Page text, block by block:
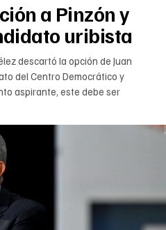
a Pinzón y
uribista
descartó la opción de Juan
del Centro Democrático y
aspirante, este debe ser